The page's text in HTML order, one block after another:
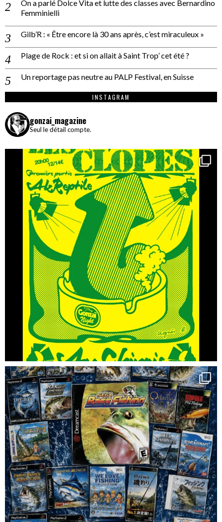
On a parlé Dolce Vita et lutte des classes avec Bernardino
Femminielli
Gilb’R : « Être encore là 30 ans après, c’est miraculeux »
Plage de Rock : et si on allait à Saint Trop’ cet été ?
Un reportage pas neutre au PALP Festival, en Suisse
INSTAGRAM
gonzai_magazine
Seul le détail compte.